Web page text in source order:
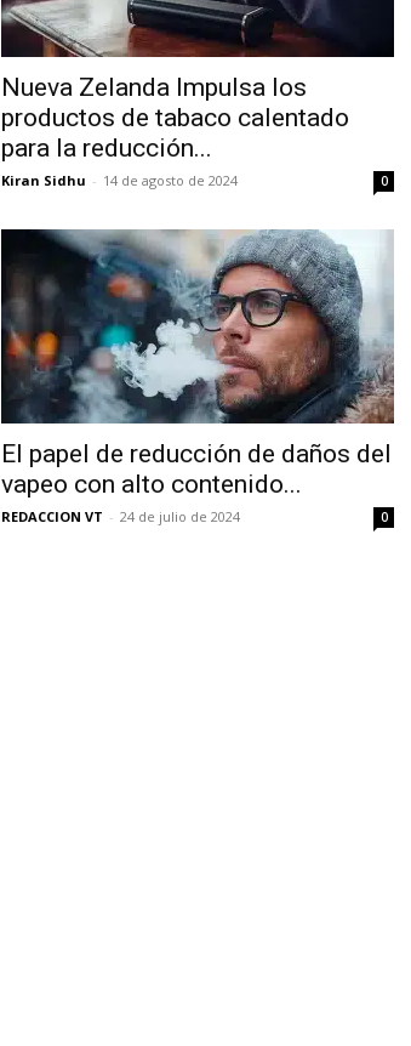
No te pierdas
noticias
Suscríbete a nuestro
noticias del vapeo y
Subscribe to our
of vaping and
Nueva Zelanda Impulsa los
productos de tabaco calentado
para la reducción...
Kiran Sidhu - 14 de agosto de 2024 0
El papel de reducción de daños del
vapeo con alto contenido...
REDACCION VT - 24 de julio de 2024 0